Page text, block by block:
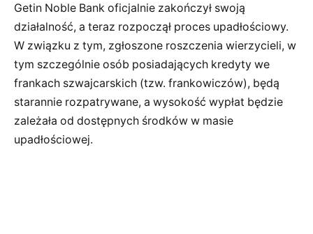
Getin Noble Bank oficjalnie zakończył swoją
działalność, a teraz rozpoczął proces upadłościowy.
W związku z tym, zgłoszone roszczenia wierzycieli, w
tym szczególnie osób posiadających kredyty we
frankach szwajcarskich (tzw. frankowiczów), będą
starannie rozpatrywane, a wysokość wypłat będzie
zależała od dostępnych środków w masie
upadłościowej.